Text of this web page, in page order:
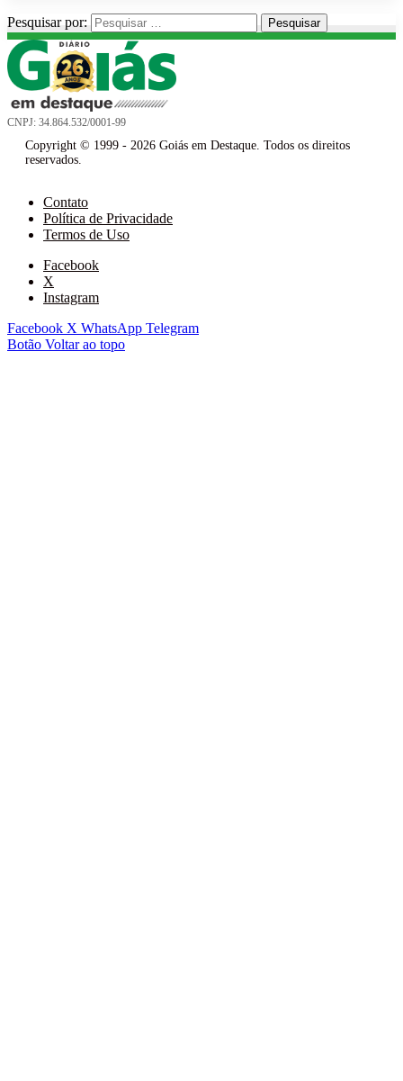
Pesquisar por:
CNPJ: 34.864.532/0001-99
Copyright © 1999 - 2026 Goiás em Destaque. Todos os direitos
reservados.
Contato
Política de Privacidade
Termos de Uso
Facebook
X
Instagram
Facebook X WhatsApp Telegram
Botão Voltar ao topo